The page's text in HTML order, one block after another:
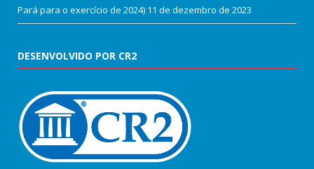
Pará para o exercício de 2024) 11 de dezembro de 2023
DESENVOLVIDO POR CR2